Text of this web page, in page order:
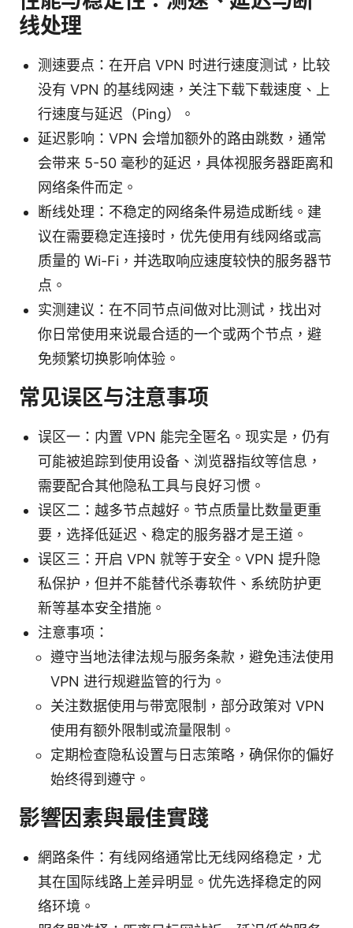
线处理
测速要点：在开启 VPN 时进行速度测试，比较
没有 VPN 的基线网速，关注下载下载速度、上
行速度与延迟（Ping）。
延迟影响：VPN 会增加额外的路由跳数，通常
会带来 5-50 毫秒的延迟，具体视服务器距离和
网络条件而定。
断线处理：不稳定的网络条件易造成断线。建
议在需要稳定连接时，优先使用有线网络或高
质量的 Wi-Fi，并选取响应速度较快的服务器节
点。
实测建议：在不同节点间做对比测试，找出对
你日常使用来说最合适的一个或两个节点，避
免频繁切换影响体验。
常见误区与注意事项
误区一：内置 VPN 能完全匿名。现实是，仍有
可能被追踪到使用设备、浏览器指纹等信息，
需要配合其他隐私工具与良好习惯。
误区二：越多节点越好。节点质量比数量更重
要，选择低延迟、稳定的服务器才是王道。
误区三：开启 VPN 就等于安全。VPN 提升隐
私保护，但并不能替代杀毒软件、系统防护更
新等基本安全措施。
注意事项：
遵守当地法律法规与服务条款，避免违法使用
VPN 进行规避监管的行为。
关注数据使用与带宽限制，部分政策对 VPN
使用有额外限制或流量限制。
定期检查隐私设置与日志策略，确保你的偏好
始终得到遵守。
影響因素與最佳實踐
網路条件：有线网络通常比无线网络稳定，尤
其在国际线路上差异明显。优先选择稳定的网
络环境。